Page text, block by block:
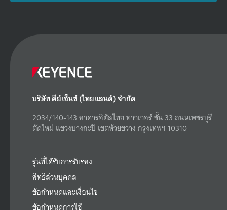
บริษัท คีย์เอ็นซ์ (ไทยแลนด์) จำกัด
2034/140-143 อาคารอิตัลไทย ทาวเวอร์ ชั้น 33 ถนนเพชรบุรี
ตัดใหม่ แขวงบางกะปิ เขตห้วยขวาง กรุงเทพฯ 10310
รุ่นที่ได้รับการรับรอง
สิทธิส่วนบุคคล
ข้อกำหนดและเงื่อนไข